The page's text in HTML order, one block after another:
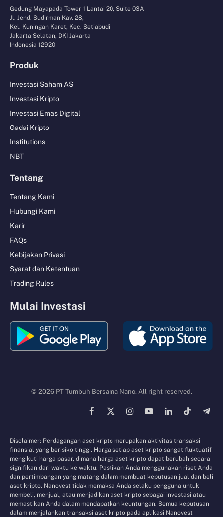
Gedung Mayapada Tower 1 Lantai 20, Suite 03A
Jl. Jend. Sudirman Kav. 28,
Kel. Kuningan Karet, Kec. Setiabudi
Jakarta Selatan, DKI Jakarta
Indonesia 12920
Produk
Investasi Saham AS
Investasi Kripto
Investasi Emas Digital
Gadai Kripto
Institutions
NBT
Tentang
Tentang Kami
Hubungi Kami
Karir
FAQs
Kebijakan Privasi
Syarat dan Ketentuan
Trading Rules
Mulai Investasi
© 2026 PT Tumbuh Bersama Nano. All right reserved.
Facebook
X
InstagramYouTubeLinkedInTikTok
Disclaimer: Perdagangan aset kripto merupakan aktivitas transaksi
finansial yang berisiko tinggi. Harga setiap aset kripto sangat fluktuatif
mengikuti harga pasar, dimana harga aset kripto dapat berubah secara
signifikan dari waktu ke waktu. Pastikan Anda menggunakan riset Anda
dan pertimbangan yang matang dalam membuat keputusan jual dan beli
aset kripto. Nanovest tidak memaksa Anda selaku pengguna untuk
membeli, menjual, atau menjadikan aset kripto sebagai investasi atau
memastikan Anda dalam mendapatkan keuntungan. Semua keputusan
dalam menjalankan transaksi aset kripto pada aplikasi Nanovest